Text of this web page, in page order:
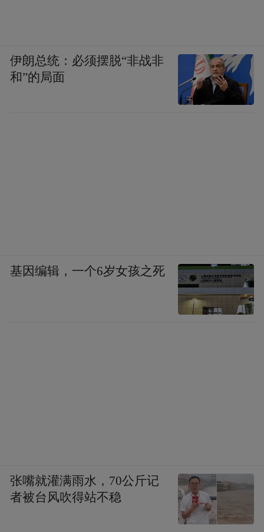
伊朗总统：必须摆脱“非战非
和”的局面
基因编辑，一个6岁女孩之死
张嘴就灌满雨水，70公斤记
者被台风吹得站不稳